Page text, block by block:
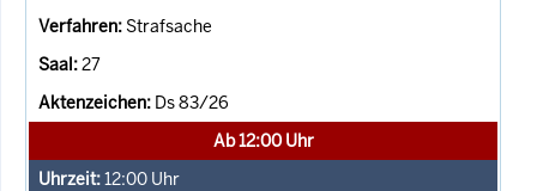
Strafsache
27
Ds 83/26
Ab 12:00 Uhr
12:00 Uhr